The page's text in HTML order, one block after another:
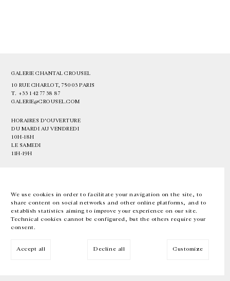
We use cookies in order to facilitate your navigation on the site, to
share content on social networks and other online platforms, and to
establish statistics aiming to improve your experience on our site.
Technical cookies cannot be configured, but the others require your
consent.
Accept all Decline all Customize
GALERIE CHANTAL CROUSEL
10 RUE CHARLOT, 75003 PARIS
T. +33 1 42 77 38 87
GALERIE@CROUSEL.COM
HORAIRES D'OUVERTURE
DU MARDI AU VENDREDI
10H-18H
LE SAMEDI
11H-19H
EN FR 中文 Facebook Instagram
Inscrivez-vous à notre newsletter